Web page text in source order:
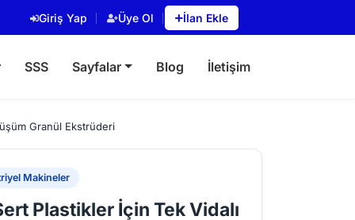
Giriş Yap Üye Ol İlan Ekle
SSS Sayfalar Blog İletişim
Granül Ekstrüderi
Makineler
Plastikler İçin Tek Vidalı